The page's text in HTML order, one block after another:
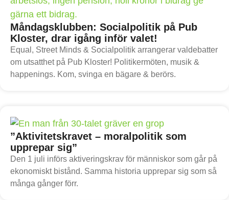
Måndagsklubben: Socialpolitik på Pub
Kloster, drar igång inför valet!
Equal, Street Minds & Socialpolitik arrangerar valdebatter
om utsatthet på Pub Kloster! Politikermöten, musik &
happenings. Kom, svinga en bägare & berörs.
”Aktivitetskravet – moralpolitik som
upprepar sig”
Den 1 juli införs aktiveringskrav för människor som går på
ekonomiskt bistånd. Samma historia upprepar sig som så
många gånger förr.